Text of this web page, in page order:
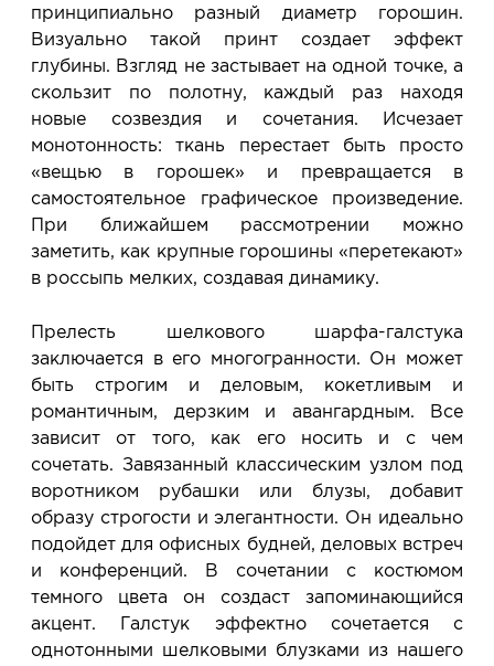
принципиально разный диаметр горошин.
Визуально такой принт создает эффект
глубины. Взгляд не застывает на одной точке, а
скользит по полотну, каждый раз находя
новые созвездия и сочетания. Исчезает
монотонность: ткань перестает быть просто
«вещью в горошек» и превращается в
самостоятельное графическое произведение.
При ближайшем рассмотрении можно
заметить, как крупные горошины «перетекают»
в россыпь мелких, создавая динамику.
Прелесть шелкового шарфа-галстука
заключается в его многогранности. Он может
быть строгим и деловым, кокетливым и
романтичным, дерзким и авангардным. Все
зависит от того, как его носить и с чем
сочетать. Завязанный классическим узлом под
воротником рубашки или блузы, добавит
образу строгости и элегантности. Он идеально
подойдет для офисных будней, деловых встреч
и конференций. В сочетании с костюмом
темного цвета он создаст запоминающийся
акцент. Галстук эффектно сочетается с
однотонными шелковыми блузками из нашего